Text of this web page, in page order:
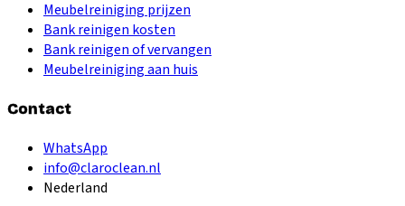
Meubelreiniging prijzen
Bank reinigen kosten
Bank reinigen of vervangen
Meubelreiniging aan huis
Contact
WhatsApp
info@claroclean.nl
Nederland